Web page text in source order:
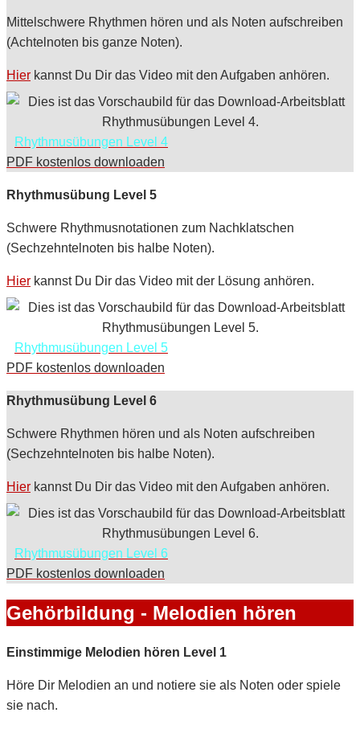
Mittelschwere Rhythmen hören und als Noten aufschreiben
(Achtelnoten bis ganze Noten).
Hier kannst Du Dir das Video mit den Aufgaben anhören.
Rhythmusübungen Level 4
PDF kostenlos downloaden
Rhythmusübung Level 5
Schwere Rhythmusnotationen zum Nachklatschen
(Sechzehntelnoten bis halbe Noten).
Hier kannst Du Dir das Video mit der Lösung anhören.
Rhythmusübungen Level 5
PDF kostenlos downloaden
Rhythmusübung Level 6
Schwere Rhythmen hören und als Noten aufschreiben
(Sechzehntelnoten bis halbe Noten).
Hier kannst Du Dir das Video mit den Aufgaben anhören.
Rhythmusübungen Level 6
PDF kostenlos downloaden
Gehörbildung - Melodien hören
Einstimmige Melodien hören Level 1
Höre Dir Melodien an und notiere sie als Noten oder spiele
sie nach.